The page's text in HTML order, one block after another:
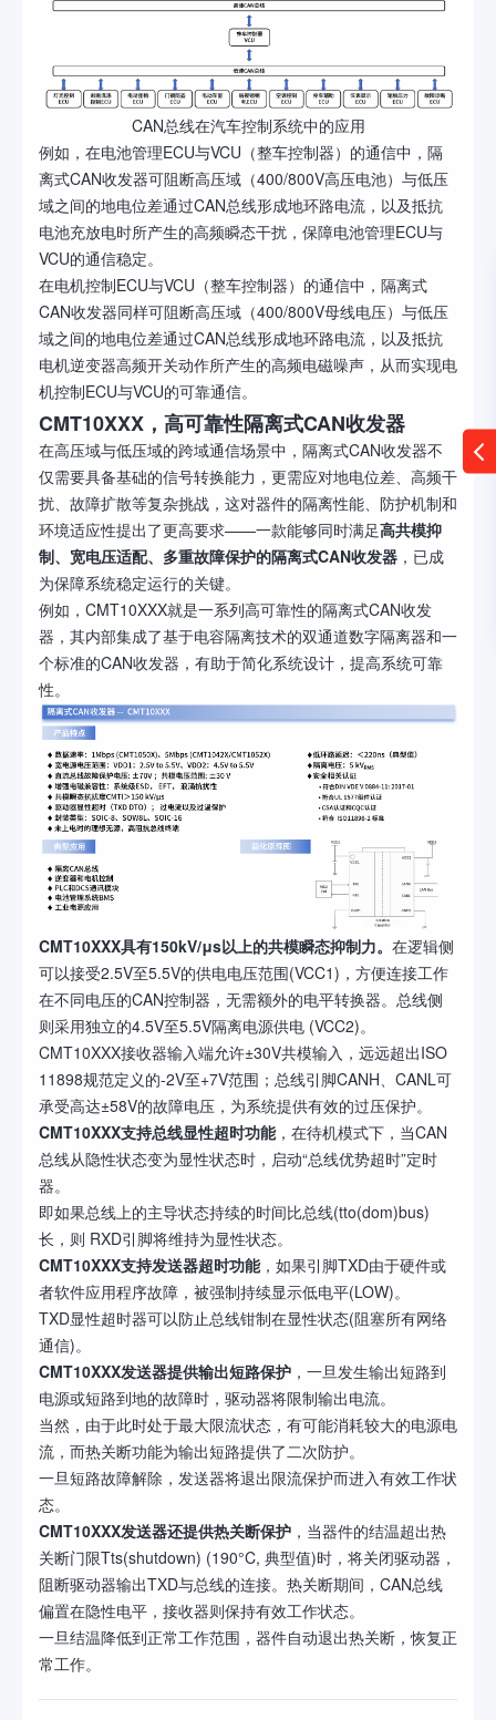
CAN总线在汽车控制系统中的应用
例如，在电池管理ECU与VCU（整车控制器）的通信中，隔
离式CAN收发器可阻断高压域（400/800V高压电池）与低压
域之间的地电位差通过CAN总线形成地环路电流，以及抵抗
电池充放电时所产生的高频瞬态干扰，保障电池管理ECU与
VCU的通信稳定。
在电机控制ECU与VCU（整车控制器）的通信中，隔离式
CAN收发器同样可阻断高压域（400/800V母线电压）与低压
域之间的地电位差通过CAN总线形成地环路电流，以及抵抗
电机逆变器高频开关动作所产生的高频电磁噪声，从而实现电
机控制ECU与VCU的可靠通信。
CMT10XXX，高可靠性隔离式CAN收发器
在高压域与低压域的跨域通信场景中，隔离式CAN收发器不
仅需要具备基础的信号转换能力，更需应对地电位差、高频干
扰、故障扩散等复杂挑战，这对器件的隔离性能、防护机制和
环境适应性提出了更高要求——一款能够同时满足高共模抑
制、宽电压适配、多重故障保护的隔离式CAN收发器 ，已成
为保障系统稳定运行的关键。
例如，CMT10XXX就是一系列高可靠性的隔离式CAN收发
器，其内部集成了基于电容隔离技术的双通道数字隔离器和一
个标准的CAN收发器，有助于简化系统设计，提高系统可靠
性。
CMT10XXX具有150kV/μs以上的共模瞬态抑制力。 在逻辑侧
可以接受2.5V至5.5V的供电电压范围(VCC1)，方便连接工作
在不同电压的CAN控制器，无需额外的电平转换器。总线侧
则采用独立的4.5V至5.5V隔离电源供电 (VCC2)。
CMT10XXX接收器输入端允许±30V共模输入，远远超出ISO
11898规范定义的-2V至+7V范围；总线引脚CANH、CANL可
承受高达±58V的故障电压，为系统提供有效的过压保护。
CMT10XXX支持总线显性超时功能，在待机模式下，当CAN
总线从隐性状态变为显性状态时，启动“总线优势超时”定时
器。
即如果总线上的主导状态持续的时间比总线(tto(dom)bus)
长，则 RXD引脚将维持为显性状态。
CMT10XXX支持发送器超时功能，如果引脚TXD由于硬件或
者软件应用程序故障，被强制持续显示低电平(LOW)。
TXD显性超时器可以防止总线钳制在显性状态(阻塞所有网络
通信)。
CMT10XXX发送器提供输出短路保护 ，一旦发生输出短路到
电源或短路到地的故障时，驱动器将限制输出电流。
当然，由于此时处于最大限流状态，有可能消耗较大的电源电
流，而热关断功能为输出短路提供了二次防护。
一旦短路故障解除，发送器将退出限流保护而进入有效工作状
态。
CMT10XXX发送器还提供热关断保护 ，当器件的结温超出热
关断门限Tts(shutdown) (190°C, 典型值)时，将关闭驱动器，
阻断驱动器输出TXD与总线的连接。热关断期间，CAN总线
偏置在隐性电平，接收器则保持有效工作状态。
一旦结温降低到正常工作范围，器件自动退出热关断，恢复正
常工作。